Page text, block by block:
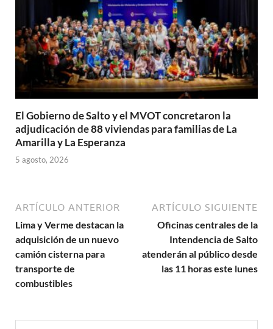
El Gobierno de Salto y el MVOT concretaron la
adjudicación de 88 viviendas para familias de La
Amarilla y La Esperanza
5 agosto, 2026
ARTÍCULO ANTERIOR
Lima y Verme destacan la
adquisición de un nuevo
camión cisterna para
transporte de
combustibles
ARTÍCULO SIGUIENTE
Oficinas centrales de la
Intendencia de Salto
atenderán al público desde
las 11 horas este lunes